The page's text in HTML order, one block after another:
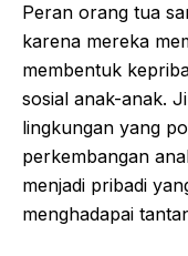
Peran orang tua
karena mereka
membentuk
sosial anak-anak.
lingkungan yang
perkembangan
menjadi pribadi
menghadapai